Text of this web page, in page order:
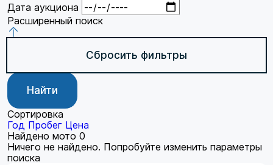
Дата аукциона
Расширенный поиск
Сбросить фильтры
Найти
Сортировка
Год Пробег Цена
Найдено мото 0
Ничего не найдено. Попробуйте изменить параметры
поиска